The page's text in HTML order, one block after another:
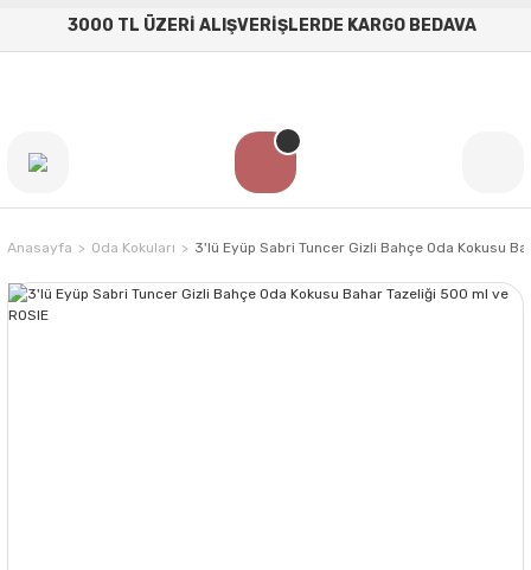
3000 TL ÜZERİ ALIŞVERİŞLERDE KARGO BEDAVA
Anasayfa Oda Kokuları 3'lü Eyüp Sabri Tuncer Gizli Bahçe Oda Kokusu